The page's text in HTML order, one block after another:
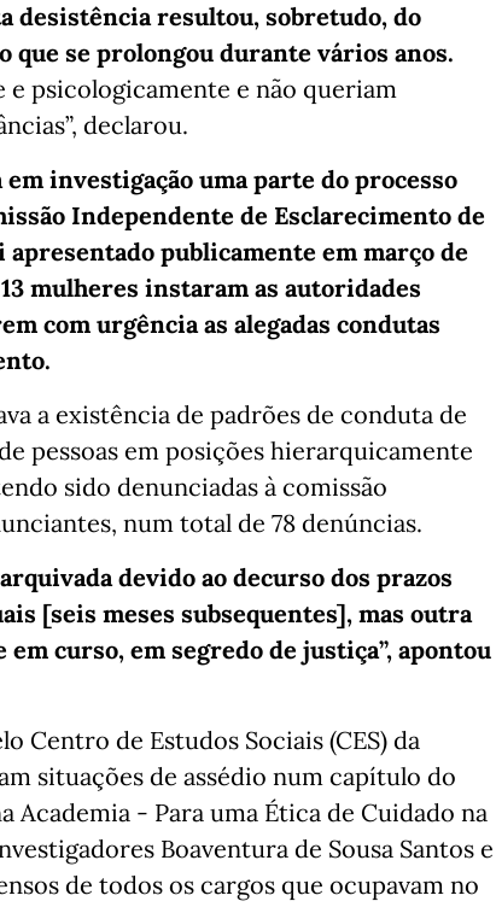
desistência resultou, sobretudo, do
que se prolongou durante vários anos.
e psicologicamente e não queriam
declarou.
investigação uma parte do processo
Independente de Esclarecimento de
apresentado publicamente em março de
mulheres instaram as autoridades
com urgência as alegadas condutas
a existência de padrões de conduta de
pessoas em posições hierarquicamente
sido denunciadas à comissão
num total de 78 denúncias.
devido ao decurso dos prazos
[seis meses subsequentes], mas outra
curso, em segredo de justiça”, apontou
Centro de Estudos Sociais (CES) da
situações de assédio num capítulo do
- Para uma Ética de Cuidado na
Boaventura de Sousa Santos e
de todos os cargos que ocupavam no